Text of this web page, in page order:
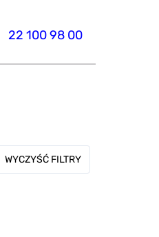
22 100 98 00
WYCZYŚĆ FILTRY